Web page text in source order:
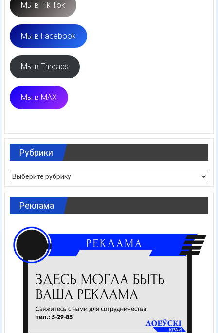
Мы в Tik Tok
Мы в Facebook
Мы в Threads
Мы в MAX
Рубрики
Рубрики
Реклама